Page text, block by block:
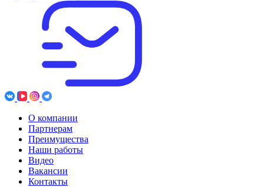
О компании
Партнерам
Преимущества
Наши работы
Видео
Вакансии
Контакты